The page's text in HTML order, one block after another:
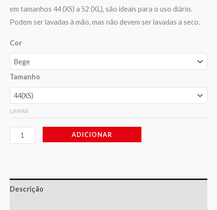
em tamanhos 44 (XS) a 52 (XL), são ideais para o uso diário.
Podem ser lavadas à mão, mas não devem ser lavadas a seco.
Cor
Tamanho
LIMPAR
ADICIONAR
Descrição